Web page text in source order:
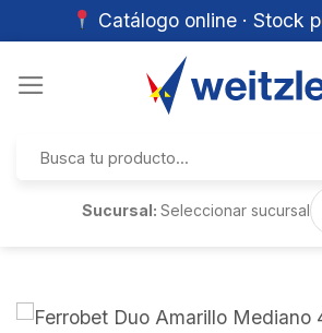
Catálogo online · Stock
por:
Sucursal:Seleccionar sucursal